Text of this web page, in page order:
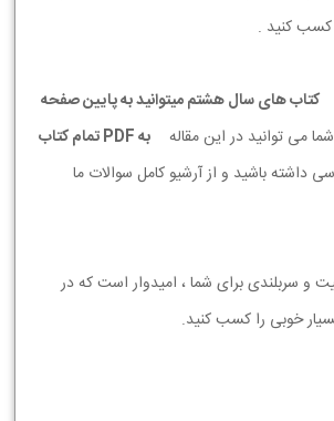
کسب کنید .
کتاب های سال هشتم میتوانید به پایین صفحه
می توانید در این مقاله
به PDF تمام کتاب
داشته باشید و از آرشیو کامل سوالات ما
و سربلندی برای شما ، امیدوار است که در
خوبی را کسب کنید.